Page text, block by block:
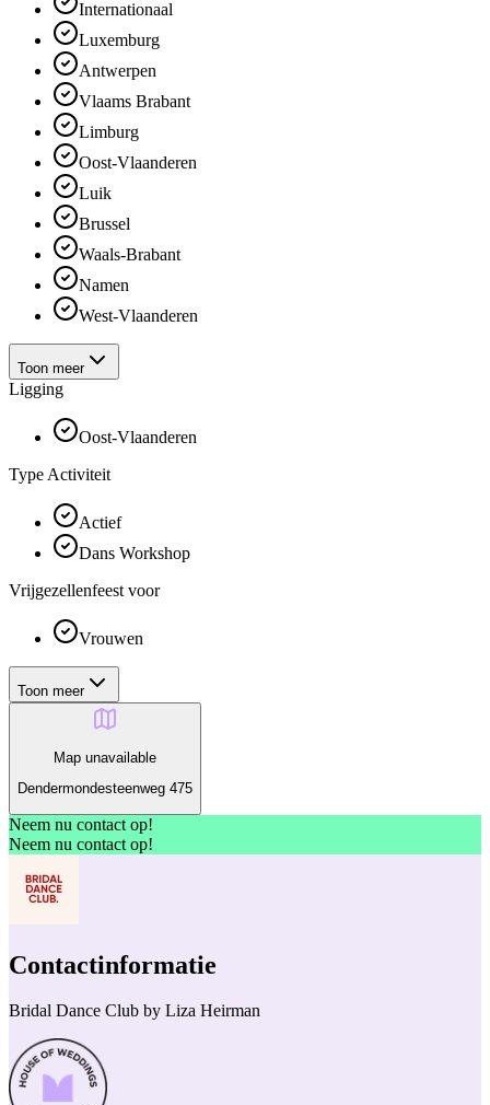
Internationaal
Luxemburg
Antwerpen
Vlaams Brabant
Limburg
Oost-Vlaanderen
Luik
Brussel
Waals-Brabant
Namen
West-Vlaanderen
Toon meer
Ligging
Oost-Vlaanderen
Type Activiteit
Actief
Dans Workshop
Vrijgezellenfeest voor
Vrouwen
Toon meer
Map unavailable
Dendermondesteenweg 475
Neem nu contact op!
Neem nu contact op!
Contactinformatie
Bridal Dance Club by Liza Heirman